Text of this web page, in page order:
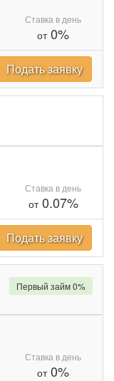
Ставка в день
от0%
Подать заявку
Ставка в день
от0.07%
Подать заявку
Ставка в день
от0%
Первый займ 0%